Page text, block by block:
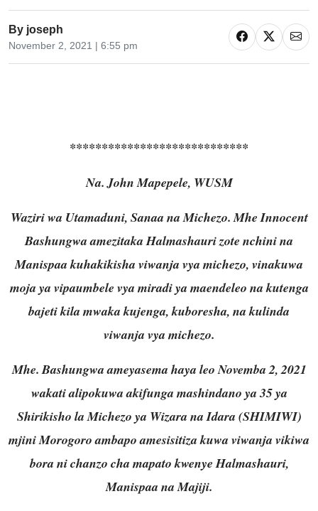
By joseph
November 2, 2021 | 6:55 pm
****************************
Na. John Mapepele, WUSM
Waziri wa Utamaduni, Sanaa na Michezo. Mhe Innocent
Bashungwa amezitaka Halmashauri zote nchini na
Manispaa kuhakikisha viwanja vya michezo, vinakuwa
moja ya vipaumbele vya miradi ya maendeleo na kutenga
bajeti kila mwaka kujenga, kuboresha, na kulinda
viwanja vya michezo.
Mhe. Bashungwa ameyasema haya leo Novemba 2, 2021
wakati alipokuwa akifunga mashindano ya 35 ya
Shirikisho la Michezo ya Wizara na Idara (SHIMIWI)
mjini Morogoro ambapo amesisitiza kuwa viwanja vikiwa
bora ni chanzo cha mapato kwenye Halmashauri,
Manispaa na Majiji.